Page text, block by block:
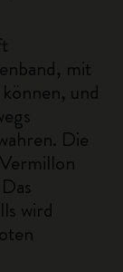
mit
und
Die
wird